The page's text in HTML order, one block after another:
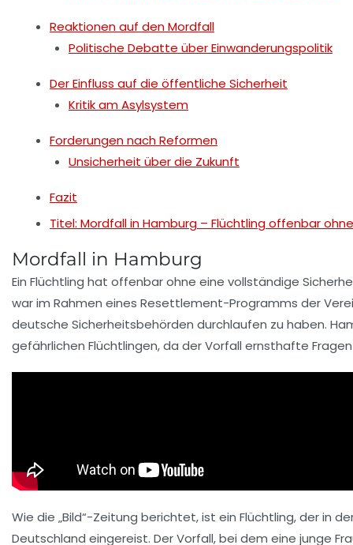
Reaktionen auf den Mordfall
Politische Debatte über Einwanderungspolitik
Der Einfluss auf die öffentliche Sicherheit
Kritik am Asylsystem
Forderungen nach Reformen
Unsicherheit über die Zukunft
Fazit
Titel: Mordfall in Hamburg – Flüchtling offenbar
Mordfall in Hamburg
Ein Flüchtling hat offenbar ohne eine vollständige
war im Rahmen eines Resettlement-Programms der
deutsche Sicherheitsbehörden durchlaufen zu haben.
gefährlichen Flüchtlingen, da der Vorfall ernsthafte
Wie die „Bild“-Zeitung berichtet, ist ein Flüchtling, der in
Deutschland eingereist. Der Vorfall, bei dem eine junge